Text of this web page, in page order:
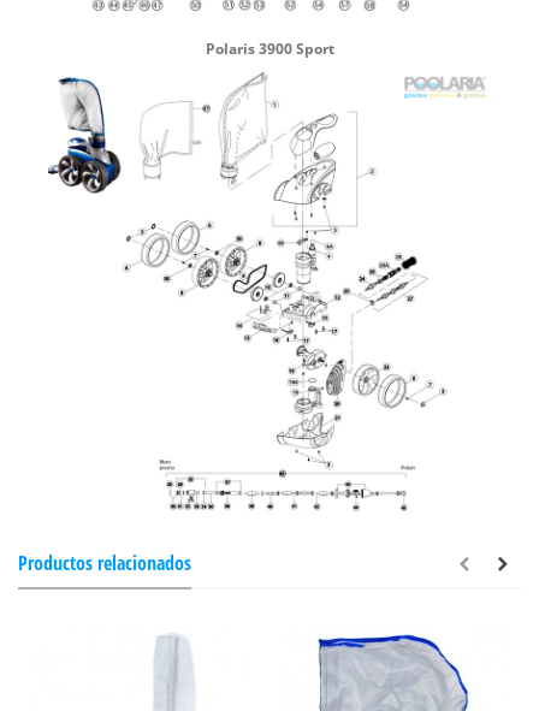
Polaris 3900 Sport
Productos relacionados